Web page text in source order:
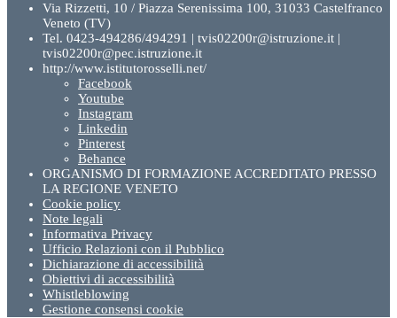
Via Rizzetti, 10 / Piazza Serenissima 100, 31033 Castelfranco
Veneto (TV)
Tel. 0423-494286/494291 | tvis02200r@istruzione.it |
tvis02200r@pec.istruzione.it
http://www.istitutorosselli.net/
Facebook
Youtube
Instagram
Linkedin
Pinterest
Behance
ORGANISMO DI FORMAZIONE ACCREDITATO PRESSO
LA REGIONE VENETO
Cookie policy
Note legali
Informativa Privacy
Ufficio Relazioni con il Pubblico
Dichiarazione di accessibilità
Obiettivi di accessibilità
Whistleblowing
Gestione consensi cookie